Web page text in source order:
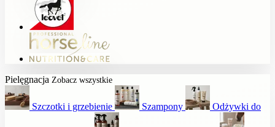
Pielęgnacja Zobacz wszystkie
Szczotki i grzebienie Szampony Odżywki do